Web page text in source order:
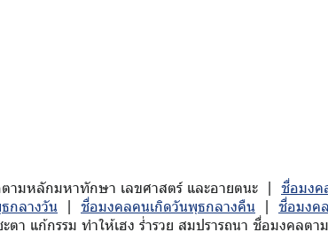
ตามหลักมหาทักษา เลขศาสตร์ และอายตนะ | ชื่อมงค
กลางวัน | ชื่อมงคลคนเกิดวันพุธกลางคืน | ชื่อมงค
แก้กรรม ทำให้เฮง ร่ำรวย สมปรารถนา ชื่อมงคลตาม